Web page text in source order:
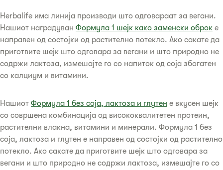
Herbalife има линија производи што одговараат за вегани.
Нашиот наградуван Формула 1 шејк како заменски оброк е
направен од состојки од растително потекло. Ако сакате да
приготвите шејк што одговара за вегани и што природно не
содржи лактоза, измешајте го со напиток од соја збогатен
со калциум и витамини.
Нашиот Формула 1 без соја, лактоза и глутен е вкусен шејк
со совршена комбинација од висококвалитетен протеин,
растителни влакна, витамини и минерали. Формула 1 без
соја, лактоза и глутен е направен од состојки од растително
потекло. Ако сакате да приготвите шејк што одговара за
вегани и што природно не содржи лактоза, измешајте го со